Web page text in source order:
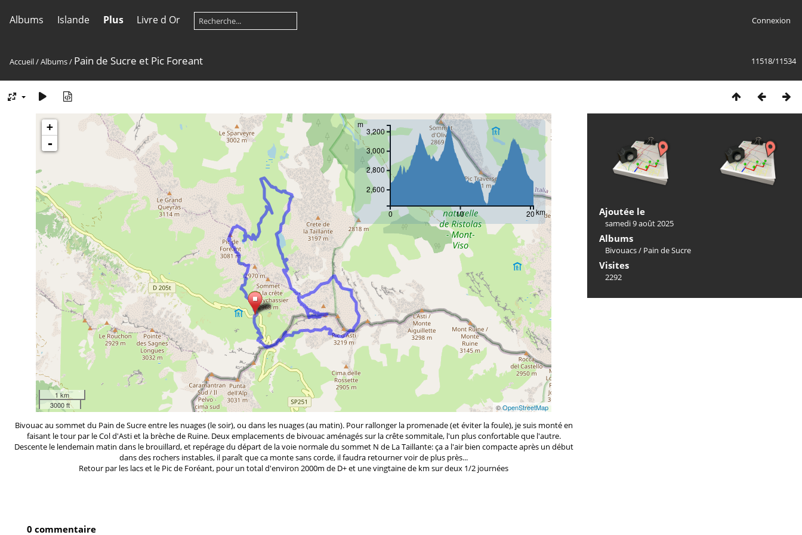
Albums Islande Plus Livre d Or Connexion
11518/11534
Accueil/Albums/ Pain de Sucre et Pic Foreant
+
-
0 10 20km
2,600
2,800
3,000
3,200
m
1 km
3000 ft
©OpenStreetMap
Bivouac au sommet du Pain de Sucre entre les nuages (le soir), ou dans les nuages (au matin). Pour rallonger la promenade (et éviter la foule), je suis monté en
faisant le tour par le Col d'Asti et la brèche de Ruine. Deux emplacements de bivouac aménagés sur la crête sommitale, l'un plus confortable que l'autre.
Descente le lendemain matin dans le brouillard, et repérage du départ de la voie normale du sommet N de La Taillante: ça a l'air bien compacte après un début
dans des rochers instables, il paraît que ca monte sans corde, il faudra retourner voir de plus près...
Retour par les lacs et le Pic de Foréant, pour un total d'environ 2000m de D+ et une vingtaine de km sur deux 1/2 journées
Ajoutée le
samedi 9 août 2025
Albums
Bivouacs/ Pain de Sucre
Visites
2292
0 commentaire